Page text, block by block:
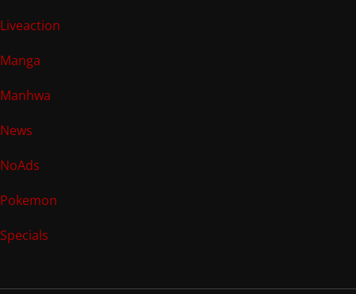
Liveaction
Manga
Manhwa
News
NoAds
Pokemon
Specials